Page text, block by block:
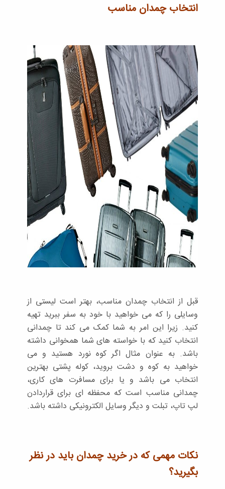
انتخاب چمدان مناسب
قبل از انتخاب چمدان مناسب، بهتر است لیستی از
وسایلی را که می خواهید با خود به سفر ببرید تهیه
کنید. زیرا این امر به شما کمک می کند تا چمدانی
انتخاب کنید که با خواسته های شما همخوانی داشته
باشد. به عنوان مثال اگر کوه نورد هستید و می
خواهید به کوه و دشت بروید، کوله پشتی بهترین
انتخاب می باشد و یا برای مسافرت های کاری،
چمدانی مناسب است که محفظه ای برای قراردادن
لپ تاپ، تبلت و دیگر وسایل الکترونیکی داشته باشد.
نکات مهمی که در خرید چمدان باید در نظر
بگیرید؟